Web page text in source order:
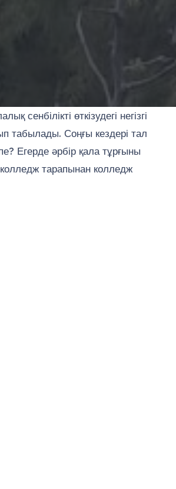
өткізудегі негізгі
табылады. Соңғы кездері тал
Егерде әрбір қала тұрғыны
колледж тарапынан колледж